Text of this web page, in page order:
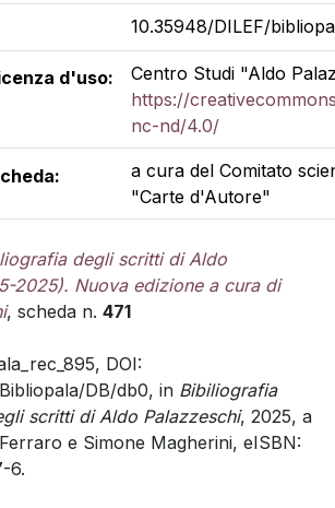
10.35948/DILEF/
d'uso:
Centro Studi "Aldo
https://
nc-nd/4.0/
a cura del Comitato
"Carte d'Autore"
degli scritti di Aldo
2025). Nuova edizione a cura di
, scheda n. 471
DOI:
DB/db0, in Bibiliografia
scritti di Aldo Palazzeschi, 2025, a
e Simone Magherini, eISBN:
6.